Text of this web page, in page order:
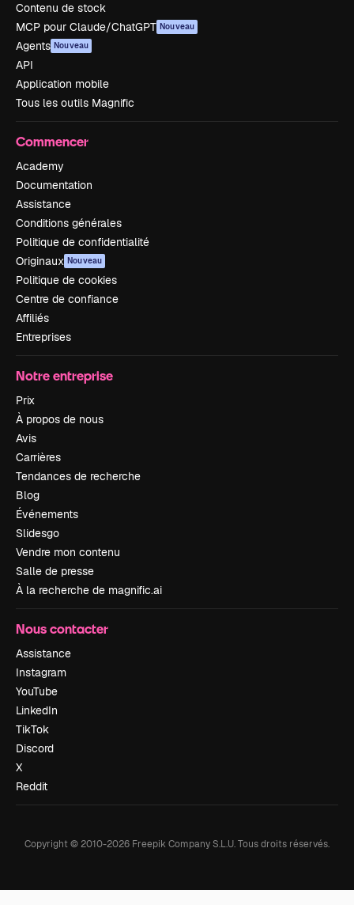
Contenu de stock
MCP pour Claude/ChatGPT Nouveau
Agents Nouveau
API
Application mobile
Tous les outils Magnific
Commencer
Academy
Documentation
Assistance
Conditions générales
Politique de confidentialité
Originaux Nouveau
Politique de cookies
Centre de confiance
Affiliés
Entreprises
Notre entreprise
Prix
À propos de nous
Avis
Carrières
Tendances de recherche
Blog
Événements
Slidesgo
Vendre mon contenu
Salle de presse
À la recherche de magnific.ai
Nous contacter
Assistance
Instagram
YouTube
LinkedIn
TikTok
Discord
X
Reddit
Copyright © 2010-2026 Freepik Company S.L.U.Tous droits réservés.